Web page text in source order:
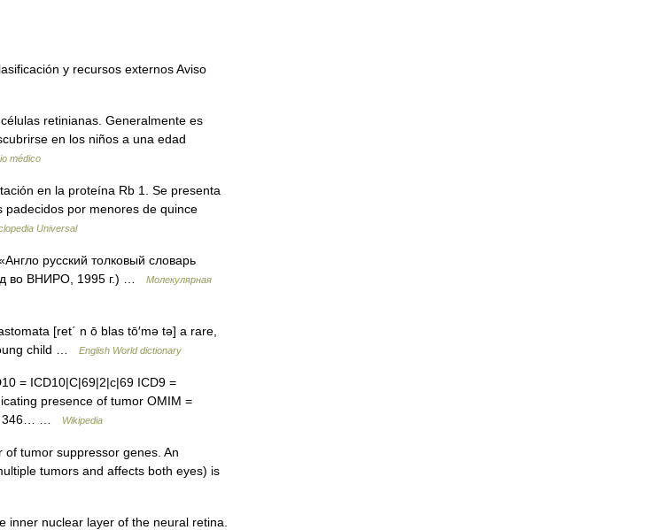
y recursos externos Aviso
retinianas. Generalmente es
en los niños a una edad
médico
en la proteína Rb 1. Se presenta
por menores de quince
Universal
русский толковый словарь
во ВНИРО, 1995 г.) …
Молекулярная
[ret΄ n ō blas tō′mə tə] a rare,
child …
English World dictionary
= ICD10|C|69|2|c|69 ICD9 =
presence of tumor OMIM =
= 346… …
Wikipedia
tumor suppressor genes. An
tumors and affects both eyes) is
nuclear layer of the neural retina.